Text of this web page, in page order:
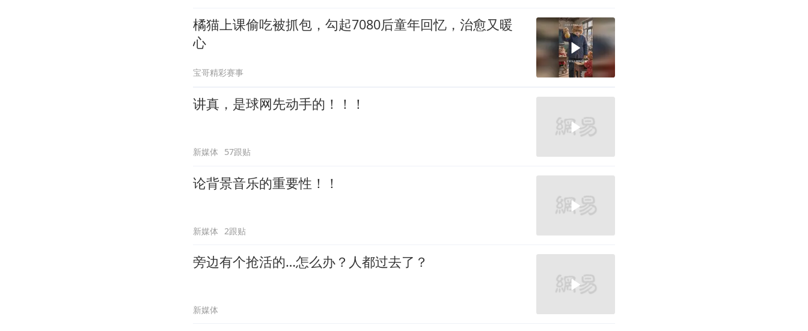
橘猫上课偷吃被抓包，勾起7080后童年回忆，治愈又暖
心
宝哥精彩赛事
讲真，是球网先动手的！！！
新媒体 57跟贴
论背景音乐的重要性！！
新媒体 2跟贴
旁边有个抢活的…怎么办？人都过去了？
新媒体